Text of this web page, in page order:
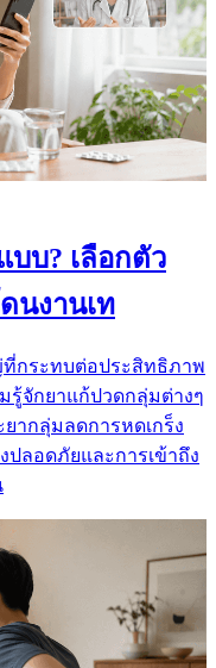
บบ? เลือกตัว
นงานเท
กระทบต่อประสิทธิภาพ
รู้จักยาแก้ปวดกลุ่มต่างๆ
ากลุ่มลดการหดเกร็ง
ปลอดภัยและการเข้าถึง